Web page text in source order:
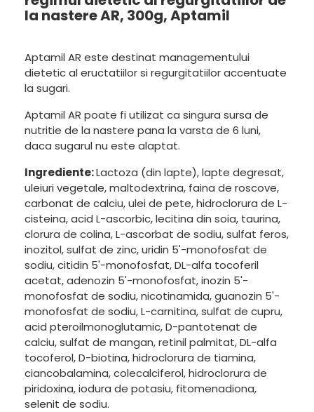
la nastere AR, 300g, Aptamil
Aptamil AR este destinat managementului
dietetic al eructatiilor si regurgitatiilor accentuate
la sugari.
Aptamil AR poate fi utilizat ca singura sursa de
nutritie de la nastere pana la varsta de 6 luni,
daca sugarul nu este alaptat.
Ingrediente:Lactoza (din lapte), lapte degresat,
uleiuri vegetale, maltodextrina, faina de roscove,
carbonat de calciu, ulei de pete, hidroclorura de L-
cisteina, acid L-ascorbic, lecitina din soia, taurina,
clorura de colina, L-ascorbat de sodiu, sulfat feros,
inozitol, sulfat de zinc, uridin 5'-monofosfat de
sodiu, citidin 5'-monofosfat, DL-alfa tocoferil
acetat, adenozin 5'-monofosfat, inozin 5'-
monofosfat de sodiu, nicotinamida, guanozin 5'-
monofosfat de sodiu, L-carnitina, sulfat de cupru,
acid pteroilmonoglutamic, D-pantotenat de
calciu, sulfat de mangan, retinil palmitat, DL-alfa
tocoferol, D-biotina, hidroclorura de tiamina,
ciancobalamina, colecalciferol, hidroclorura de
piridoxina, iodura de potasiu, fitomenadiona,
selenit de sodiu.